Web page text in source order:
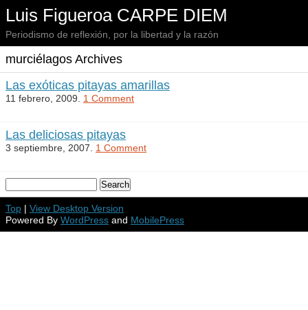
Luis Figueroa CARPE DIEM
Periodismo de reflexión, por la libertad y la razón
murciélagos Archives
Las exóticas pitayas amarillas
11 febrero, 2009. 1 Comment
Las deliciosas pitayas
3 septiembre, 2007. 1 Comment
Top | View Desktop Version
Powered By WordPress and MobilePress